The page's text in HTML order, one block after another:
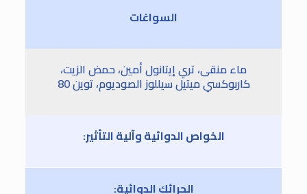
السواغات
ماء منقى، تري إيتانول أمين، حمض الزيت،
كاربوكسي ميتيل سيللوز الصوديوم، توين 80
الخواص الدوائية وآلية التأثير:
الحرائك الدوائية: